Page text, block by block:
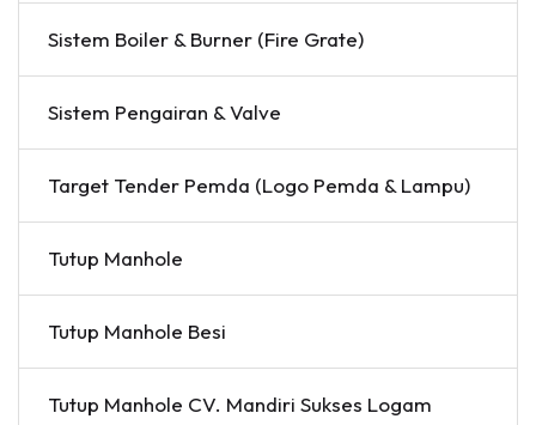
Sistem Boiler & Burner (Fire Grate)
Sistem Pengairan & Valve
Target Tender Pemda (Logo Pemda & Lampu)
Tutup Manhole
Tutup Manhole Besi
Tutup Manhole CV. Mandiri Sukses Logam